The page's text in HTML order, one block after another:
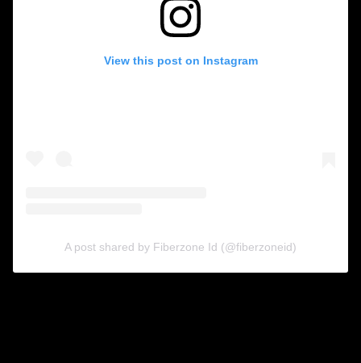
View this post on Instagram
A post shared by Fiberzone Id (@fiberzoneid)